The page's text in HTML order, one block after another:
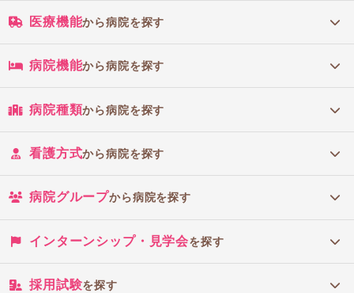
医療機能から病院を探す
病院機能から病院を探す
病院種類から病院を探す
看護方式から病院を探す
病院グループから病院を探す
インターンシップ・見学会を探す
採用試験を探す